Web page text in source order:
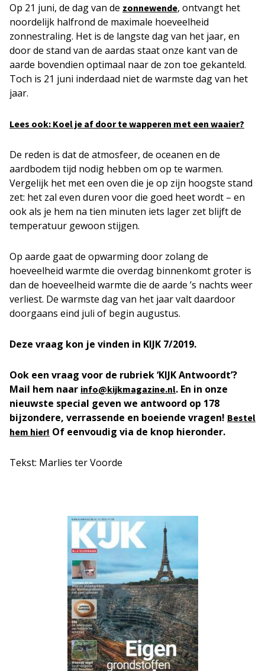
Op 21 juni, de dag van de zonnewende, ontvangt het
noordelijk halfrond de maximale hoeveelheid
zonnestraling. Het is de langste dag van het jaar, en
door de stand van de aardas staat onze kant van de
aarde bovendien optimaal naar de zon toe gekanteld.
Toch is 21 juni inderdaad niet de warmste dag van het
jaar.
Lees ook: Koel je af door te wapperen met een waaier?
De reden is dat de atmosfeer, de oceanen en de
aardbodem tijd nodig hebben om op te warmen.
Vergelijk het met een oven die je op zijn hoogste stand
zet: het zal even duren voor die goed heet wordt – en
ook als je hem na tien minuten iets lager zet blijft de
temperatuur gewoon stijgen.
Op aarde gaat de opwarming door zolang de
hoeveelheid warmte die overdag binnenkomt groter is
dan de hoeveelheid warmte die de aarde ’s nachts weer
verliest. De warmste dag van het jaar valt daardoor
doorgaans eind juli of begin augustus.
Deze vraag kon je vinden in KIJK 7/2019.
Ook een vraag voor de rubriek ‘KIJK Antwoordt’?
Mail hem naar info@kijkmagazine.nl. En in onze
nieuwste special geven we antwoord op 178
bijzondere, verrassende en boeiende vragen! Bestel
hem hier! Of eenvoudig via de knop hieronder.
Tekst: Marlies ter Voorde